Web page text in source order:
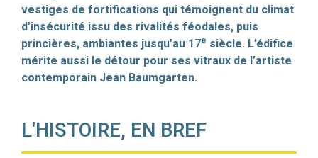
vestiges de fortifications qui témoignent du climat
d’insécurité issu des rivalités féodales, puis
princières, ambiantes jusqu’au 17e siècle. L’édifice
mérite aussi le détour pour ses vitraux de l’artiste
contemporain Jean Baumgarten.
L'HISTOIRE, EN BREF